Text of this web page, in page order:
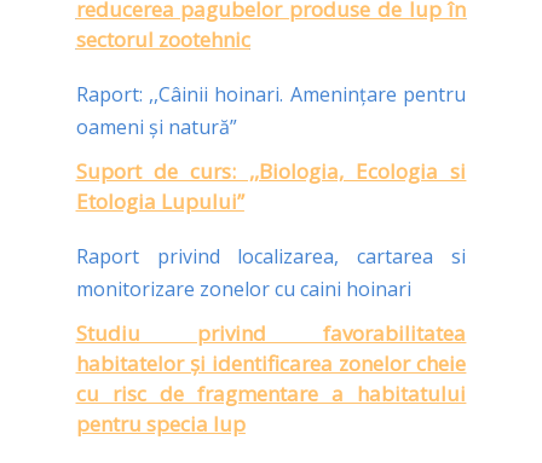
reducerea pagubelor produse de lup în
sectorul zootehnic
Raport: ,,Câinii hoinari. Amenințare pentru
oameni și natură”
Suport de curs: ,,Biologia, Ecologia si
Etologia Lupului”
Raport privind localizarea, cartarea si
monitorizare zonelor cu caini hoinari
Studiu privind favorabilitatea
habitatelor şi identificarea zonelor cheie
cu risc de fragmentare a habitatului
pentru specia lup